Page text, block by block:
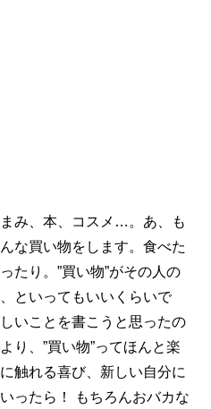
み、本、コスメ…。あ、も
な買い物をします。食べた
たり。”買い物”がその人の
といってもいいくらいで
いことを書こうと思ったの
り、”買い物”ってほんと楽
触れる喜び、新しい自分に
ったら！ もちろんおバカな